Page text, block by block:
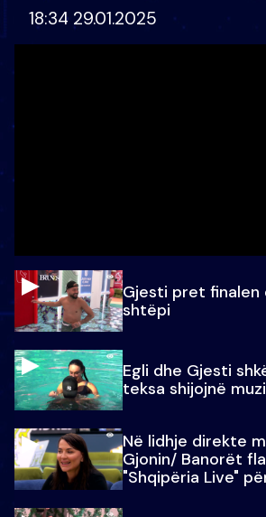
18:34 29.01.2025
Gjesti pret finalen
shtëpi
Egli dhe Gjesti
teksa shijojnë
Në lidhje direkte
Gjonin/ Banorët
"Shqipëria Live"